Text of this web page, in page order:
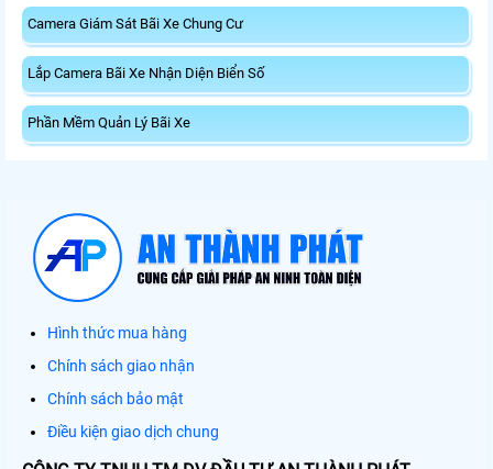
Camera Giám Sát Bãi Xe Chung Cư
Lắp Camera Bãi Xe Nhận Diện Biển Số
Phần Mềm Quản Lý Bãi Xe
Hình thức mua hàng
Chính sách giao nhận
Chính sách bảo mật
Điều kiện giao dịch chung